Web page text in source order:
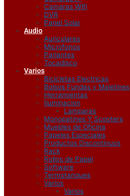
Camaras Wifi
DVR
Panel Solar
Audio
Auriculares
Microfonos
Parlantes
Tocadisco
Varios
Bicicletas Electricas
Bolsos Fundas y Maletines
Herramientas
Iluminacion
Lamparas
Monopatines Y Scooters
Muebles de Oficina
Papeles Especiales
Productos Discontinuos
Rack
Rollos de Papel
Software
Termotanques
Varios
Varios